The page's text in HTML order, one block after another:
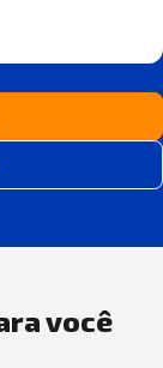
você